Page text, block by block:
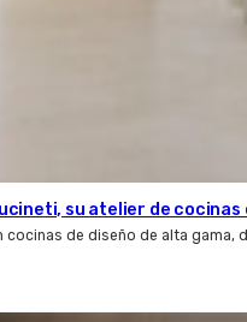
su atelier de cocinas
de diseño de alta gama,